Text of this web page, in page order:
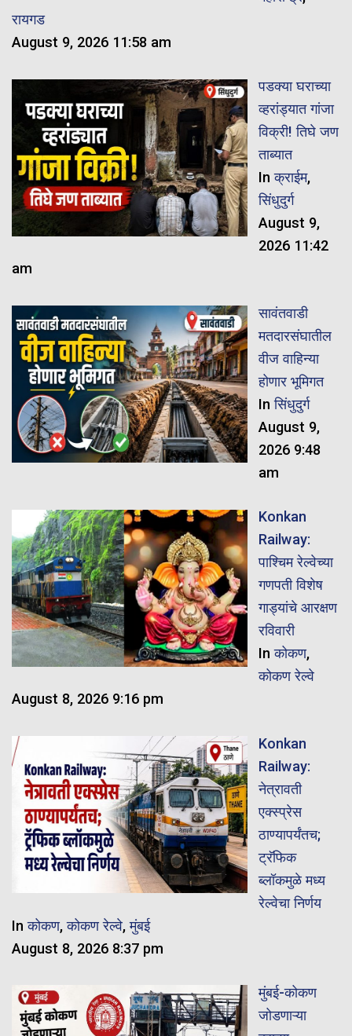
रायगड
August 9, 2026 11:58 am
पडक्या घराच्या
व्हरांड्यात गांजा
विक्री! तिघे जण
ताब्यात
Inक्राईम,
सिंधुदुर्ग
August 9,
2026 11:42
am
सावंतवाडी
मतदारसंघातील
वीज वाहिन्या
होणार भूमिगत
Inसिंधुदुर्ग
August 9,
2026 9:48
am
Konkan
Railway:
पाश्चिम रेल्वेच्या
गणपती विशेष
गाड्यांचे आरक्षण
रविवारी
Inकोकण,
कोकण रेल्वे
August 8, 2026 9:16 pm
Konkan
Railway:
नेत्रावती
एक्स्प्रेस
ठाण्यापर्यंतच;
ट्रॅफिक
ब्लॉकमुळे मध्य
रेल्वेचा निर्णय
Inकोकण,कोकण रेल्वे,मुंबई
August 8, 2026 8:37 pm
मुंबई-कोकण
जोडणाऱ्या